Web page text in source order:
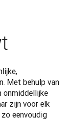
ontrafeld. In
ontwikkelen
realtime
with DeepL
Met behulp van
onmiddellijke
zijn voor elk
eenvoudig